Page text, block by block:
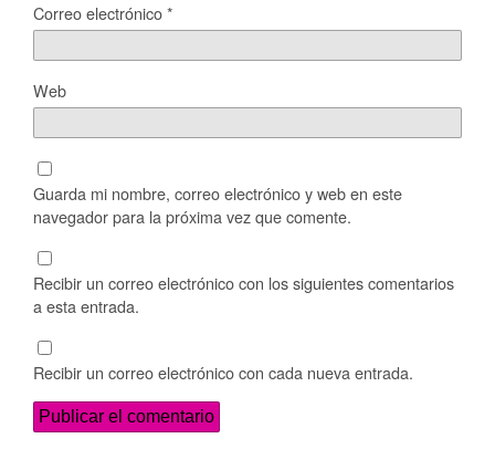
Correo electrónico*
Web
Guarda mi nombre, correo electrónico y web en este
navegador para la próxima vez que comente.
Recibir un correo electrónico con los siguientes comentarios
a esta entrada.
Recibir un correo electrónico con cada nueva entrada.